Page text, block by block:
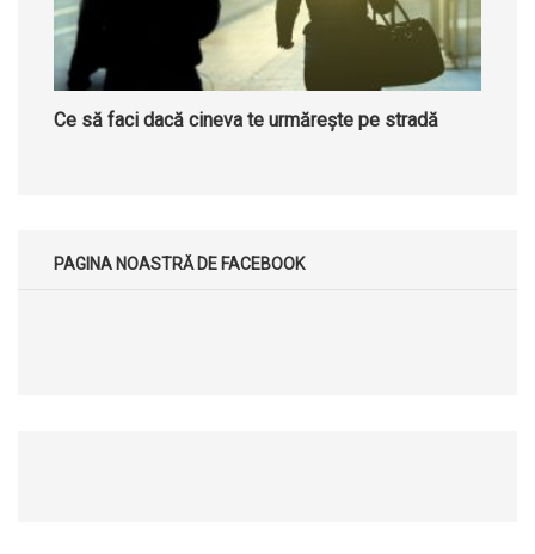
Ce să faci dacă cineva te urmărește pe stradă
PAGINA NOASTRĂ DE FACEBOOK